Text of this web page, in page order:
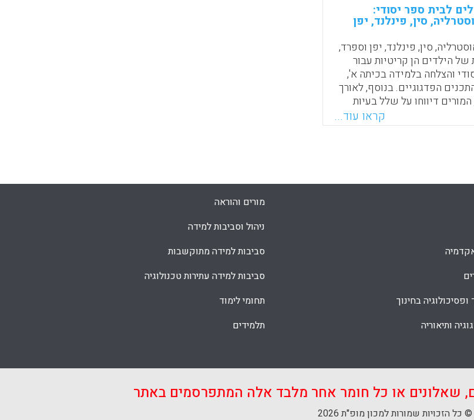
לבית ספר יסודי:
סין, פינלנד, יפן
מאוסטרליה, סין, פינלנד, יפן וספרד,
של הילדים הן קריטיות עבור
והצלחה בלמידה בכיתה א',
הפדגוגיים. בנוסף, לאורך
דיווחו על שלל בעיות
חוסר ויסות רגשי,
וחרדתיות, כמו גם על
קראו עוד...
ופסיכולוגיה בחינוך
ותיאוריה
מורים והוראה
ניהול וסביבות למידה
סביבות למידה מתוקשבות
סביבות למידה עתירות טכנולוגיה
תחומי לימוד
תלמידים
שאלונים או כל חומר אחר מלבד אלה המתפרסמים באתר
© כל הזכויות שמורות למכון מופ"ת 2026